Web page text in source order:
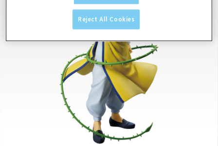
Reject All Cookies